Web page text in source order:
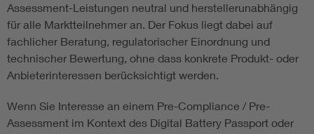
Assessment-Leistungen neutral und herstellerunabhängig
für alle Marktteilnehmer an. Der Fokus liegt dabei auf
fachlicher Beratung, regulatorischer Einordnung und
technischer Bewertung, ohne dass konkrete Produkt- oder
Anbieterinteressen berücksichtigt werden.
Wenn Sie Interesse an einem Pre-Compliance / Pre-
Assessment im Kontext des Digital Battery Passport oder